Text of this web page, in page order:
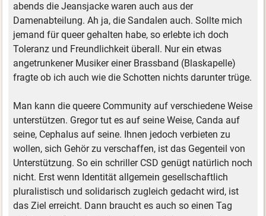
abends die Jeansjacke waren auch aus der
Damenabteilung. Ah ja, die Sandalen auch. Sollte mich
jemand für queer gehalten habe, so erlebte ich doch
Toleranz und Freundlichkeit überall. Nur ein etwas
angetrunkener Musiker einer Brassband (Blaskapelle)
fragte ob ich auch wie die Schotten nichts darunter trüge.
Man kann die queere Community auf verschiedene Weise
unterstützen. Gregor tut es auf seine Weise, Canda auf
seine, Cephalus auf seine. Ihnen jedoch verbieten zu
wollen, sich Gehör zu verschaffen, ist das Gegenteil von
Unterstützung. So ein schriller CSD genügt natürlich noch
nicht. Erst wenn Identität allgemein gesellschaftlich
pluralistisch und solidarisch zugleich gedacht wird, ist
das Ziel erreicht. Dann braucht es auch so einen Tag